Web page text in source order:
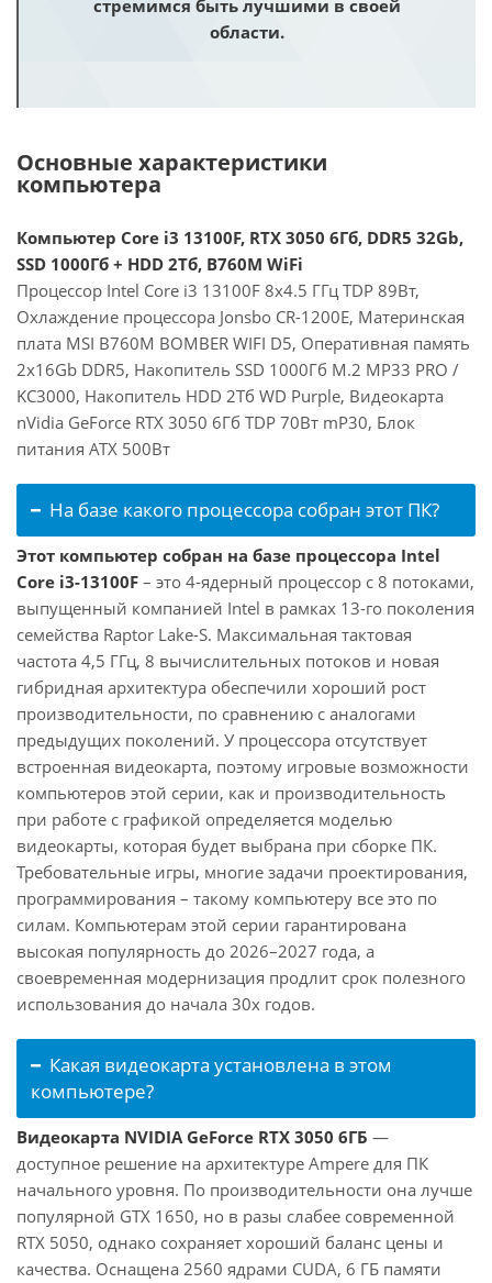
стремимся быть лучшими в своей
области.
Основные характеристики
компьютера
Компьютер Core i3 13100F, RTX 3050 6Гб, DDR5 32Gb,
SSD 1000Гб + HDD 2Тб, B760M WiFi
Процессор Intel Core i3 13100F 8x4.5 ГГц TDP 89Вт,
Охлаждение процессора Jonsbo CR-1200E, Материнская
плата MSI B760M BOMBER WIFI D5, Оперативная память
2x16Gb DDR5, Накопитель SSD 1000Гб M.2 MP33 PRO /
KC3000, Накопитель HDD 2Тб WD Purple, Видеокарта
nVidia GeForce RTX 3050 6Гб TDP 70Вт mP30, Блок
питания ATX 500Вт
На базе какого процессора собран этот ПК?
Этот компьютер собран на базе процессора Intel
Core i3-13100F – это 4-ядерный процессор с 8 потоками,
выпущенный компанией Intel в рамках 13-го поколения
семейства Raptor Lake-S. Максимальная тактовая
частота 4,5 ГГц, 8 вычислительных потоков и новая
гибридная архитектура обеспечили хороший рост
производительности, по сравнению с аналогами
предыдущих поколений. У процессора отсутствует
встроенная видеокарта, поэтому игровые возможности
компьютеров этой серии, как и производительность
при работе с графикой определяется моделью
видеокарты, которая будет выбрана при сборке ПК.
Требовательные игры, многие задачи проектирования,
программирования – такому компьютеру все это по
силам. Компьютерам этой серии гарантирована
высокая популярность до 2026–2027 года, а
своевременная модернизация продлит срок полезного
использования до начала 30х годов.
Какая видеокарта установлена в этом
компьютере?
Видеокарта NVIDIA GeForce RTX 3050 6ГБ —
доступное решение на архитектуре Ampere для ПК
начального уровня. По производительности она лучше
популярной GTX 1650, но в разы слабее современной
RTX 5050, однако сохраняет хороший баланс цены и
качества. Оснащена 2560 ядрами CUDA, 6 ГБ памяти